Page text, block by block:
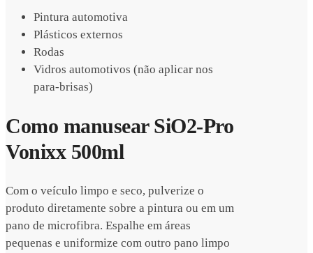
Pintura automotiva
Plásticos externos
Rodas
Vidros automotivos (não aplicar nos
para-brisas)
Como manusear SiO2-Pro
Vonixx 500ml
Com o veículo limpo e seco, pulverize o
produto diretamente sobre a pintura ou em um
pano de microfibra. Espalhe em áreas
pequenas e uniformize com outro pano limpo